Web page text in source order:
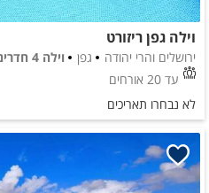
וילה גפן ריזורט
ירושלים והרי יהודה גפן
וילה 4 חדרים
עד 20 אורחים
לא נבחרו תאריכים